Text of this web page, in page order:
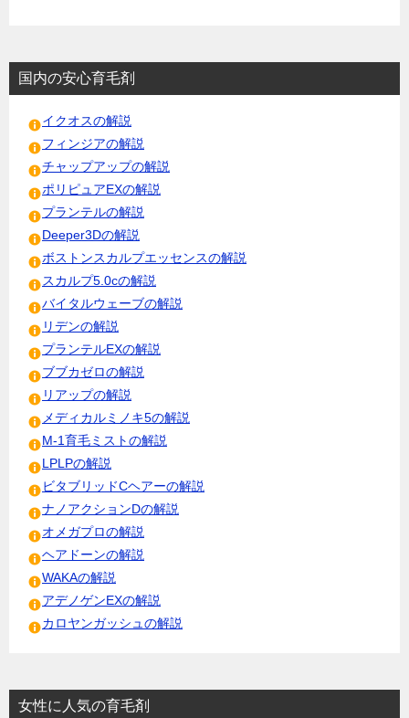
国内の安心育毛剤
イクオスの解説
フィンジアの解説
チャップアップの解説
ポリピュアEXの解説
プランテルの解説
Deeper3Dの解説
ボストンスカルプエッセンスの解説
スカルプ5.0cの解説
バイタルウェーブの解説
リデンの解説
プランテルEXの解説
ブブカゼロの解説
リアップの解説
メディカルミノキ5の解説
M-1育毛ミストの解説
LPLPの解説
ビタブリッドCヘアーの解説
ナノアクションDの解説
オメガプロの解説
ヘアドーンの解説
WAKAの解説
アデノゲンEXの解説
カロヤンガッシュの解説
女性に人気の育毛剤